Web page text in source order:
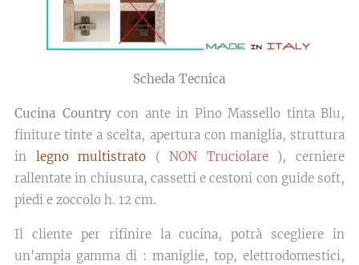
Scheda Tecnica
Cucina Countrycon ante in Pino Massello tinta Blu,
finiture tinte a scelta, apertura con maniglia, struttura
in legno multistrato ( NON Truciolare), cerniere
rallentate in chiusura, cassetti e cestoni con guide soft,
piedi e zoccolo h. 12 cm.
Il cliente per rifinire la cucina, potrà scegliere in
un'ampia gamma di : maniglie, top, elettrodomestici,